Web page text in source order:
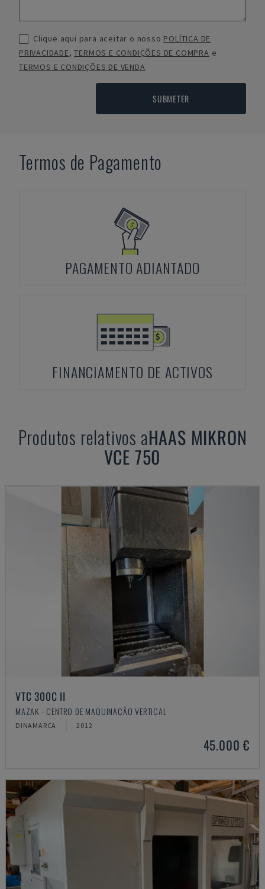
Clique aqui para aceitar o nosso POLÍTICA DE
PRIVACIDADE,TERMOS E CONDIÇÕES DE COMPRA e
TERMOS E CONDIÇÕES DE VENDA
SUBMETER
Termos de Pagamento
PAGAMENTO ADIANTADO
FINANCIAMENTO DE ACTIVOS
Produtos relativos aHAAS MIKRON
VCE 750
VTC 300C II
MAZAK - CENTRO DE MAQUINAÇÃO VERTICAL
DINAMARCA 2012
45.000 €